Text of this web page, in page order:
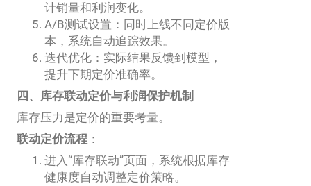
计销量和利润变化。
A/B测试设置：同时上线不同定价版
本，系统自动追踪效果。
迭代优化：实际结果反馈到模型，
提升下期定价准确率。
四、库存联动定价与利润保护机制
库存压力是定价的重要考量。
联动定价流程 ：
进入“库存联动”页面，系统根据库存
健康度自动调整定价策略。